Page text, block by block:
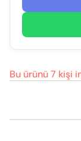
Bu ürünü 7 kişi